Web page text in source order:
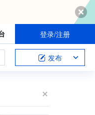
登录/注册
发布